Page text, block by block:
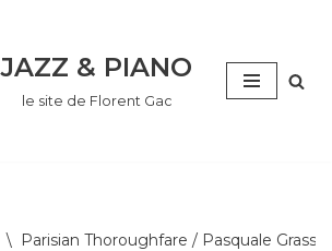
JAZZ & PIANO
le site de Florent Gac
\ Parisian Thoroughfare / Pasquale Grasso